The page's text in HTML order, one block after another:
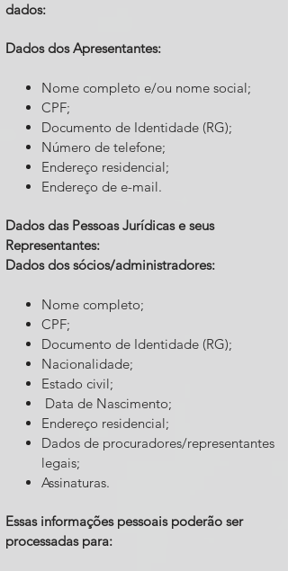
dados:
Dados dos Apresentantes:
Nome completo e/ou nome social;
CPF;
Documento de Identidade (RG);
Número de telefone;
Endereço residencial;
Endereço de e-mail.
Dados das Pessoas Jurídicas e seus
Representantes:
Dados dos sócios/administradores:
Nome completo;
CPF;
Documento de Identidade (RG);
Nacionalidade;
Estado civil;
Data de Nascimento;
Endereço residencial;
Dados de procuradores/representantes
legais;
Assinaturas.
Essas informações pessoais poderão ser
processadas para: